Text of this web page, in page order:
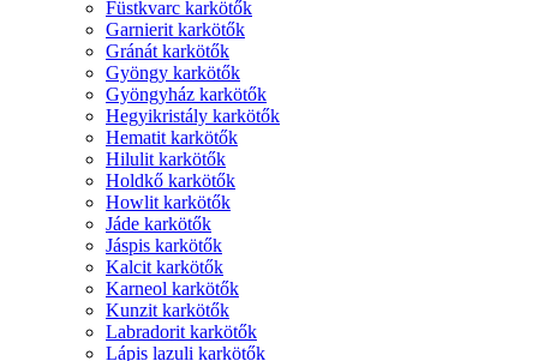
Füstkvarc karkötők
Garnierit karkötők
Gránát karkötők
Gyöngy karkötők
Gyöngyház karkötők
Hegyikristály karkötők
Hematit karkötők
Hilulit karkötők
Holdkő karkötők
Howlit karkötők
Jáde karkötők
Jáspis karkötők
Kalcit karkötők
Karneol karkötők
Kunzit karkötők
Labradorit karkötők
Lápis lazuli karkötők